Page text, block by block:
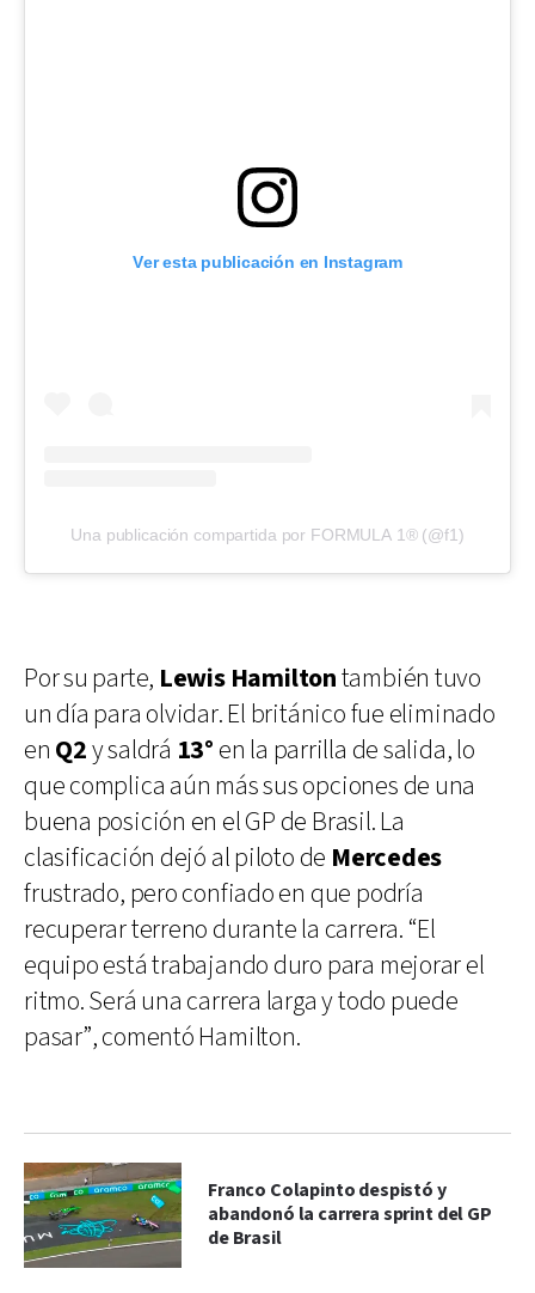
Ver esta publicación en Instagram
Una publicación compartida por FORMULA 1® (@f1)
Por su parte, Lewis Hamiltontambién tuvo
un día para olvidar. El británico fue eliminado
en Q2y saldrá 13° en la parrilla de salida, lo
que complica aún más sus opciones de una
buena posición en el GP de Brasil. La
clasificación dejó al piloto de Mercedes
frustrado, pero confiado en que podría
recuperar terreno durante la carrera. “El
equipo está trabajando duro para mejorar el
ritmo. Será una carrera larga y todo puede
pasar”, comentó Hamilton.
Franco Colapinto despistó y
abandonó la carrera sprint del GP
de Brasil